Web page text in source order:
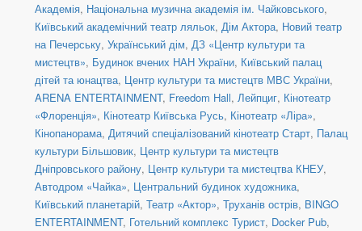
Академія, Національна музична академія ім. Чайковського,
Київський академічний театр ляльок, Дім Актора, Новий театр
на Печерську, Український дім, ДЗ «Центр культури та
мистецтв», Будинок вчених НАН України, Київський палац
дітей та юнацтва, Центр культури та мистецтв МВС України,
ARENA ENTERTAINMENT, Freedom Hall, Лейпциг, Кінотеатр
«Флоренція», Кінотеатр Київська Русь, Кінотеатр «Ліра»,
Кінопанорама, Дитячий спеціалізований кінотеатр Старт, Палац
культури Більшовик, Центр культури та мистецтв
Дніпровського району, Центр культури та мистецтва КНЕУ,
Автодром «Чайка», Центральний будинок художника,
Київський планетарій, Театр «Актор», Труханів острів, BINGO
ENTERTAINMENT, Готельний комплекс Турист, Docker Pub,